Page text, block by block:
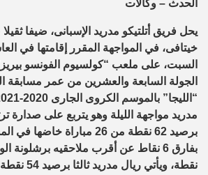
الحدث – وكالات
يحل فريق أتلتيكو مدريد الإسبانى، ضيفا
خيتافى، في المواجهة المقرر إقامتها في
السبت، على ملعب “كولسيوم الفونسو
الجولة السابعة والعشرين من عمر مسابقة
مدريد مواجهة الليلة وهو يتربع على صدارة
برصيد 62 نقطة من 26 مباراة
نقطة، ويأتي